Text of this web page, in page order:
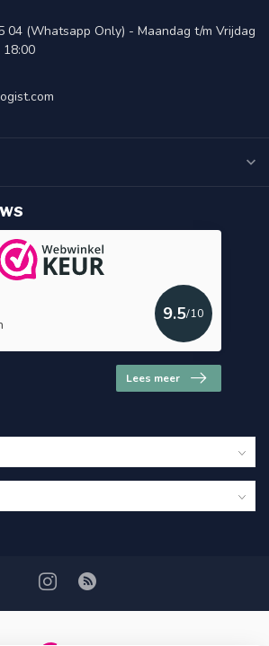
04 (Whatsapp Only) - Maandag t/m Vrijdag
9.5/10
Lees meer